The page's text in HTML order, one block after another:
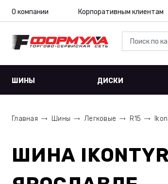
О компании Корпоративным клиентам
ШИНЫ ДИСКИ
Главная Шины Легковые R15
ШИНА